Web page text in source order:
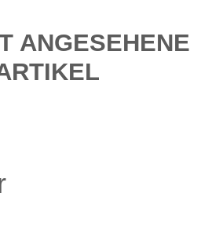
ANGESEHENE